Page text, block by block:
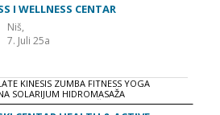
I WELLNESS CENTAR
Niš,
7. Juli 25a
KINESIS ZUMBA FITNESS YOGA
SOLARIJUM HIDROMASAŽA
i TELA: KOZMETIČKI TRETMANI,